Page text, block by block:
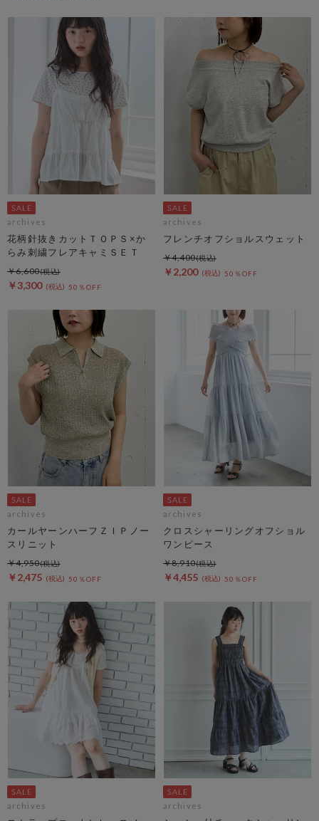
archives
花柄針抜きカットＴＯＰＳ×か
らみ刺繍フレアキャミＳＥＴ
￥3,300 50％OFF
￥6,600
archives
フレンチオフショルスウェット
￥2,200 50％OFF
￥4,400
archives
カールヤーンハーフＺＩＰノー
スリニット
￥2,475 50％OFF
￥4,950
archives
クロスシャーリングオフショル
ワンピース
￥4,455 50％OFF
￥8,910
archives archives